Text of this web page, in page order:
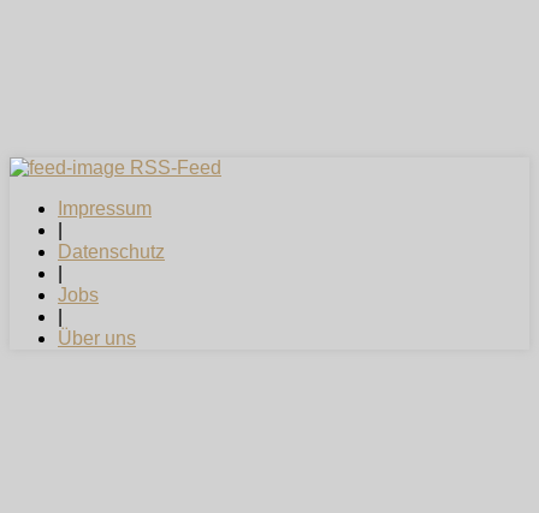
RSS-Feed
Impressum
Datenschutz
Jobs
Über uns